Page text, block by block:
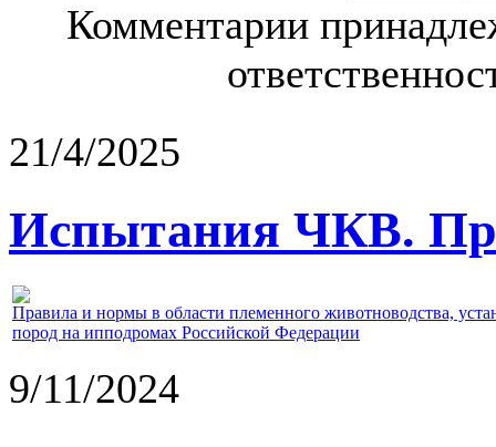
Комментарии
21/4/2025
Испытания ЧКВ.
Правила и нормы в области племенного животноводства,
пород на ипподромах Российской Федерации
9/11/2024